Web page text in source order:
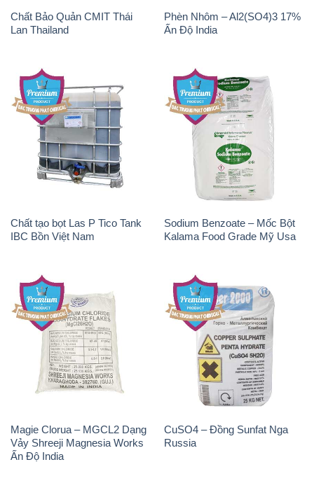
Chất Bảo Quản CMIT Thái
Lan Thailand
Phèn Nhôm – Al2(SO4)3 17%
Ấn Độ India
Chất tạo bọt Las P Tico Tank
IBC Bồn Việt Nam
Sodium Benzoate – Mốc Bột
Kalama Food Grade Mỹ Usa
Magie Clorua – MGCL2 Dạng
Vảy Shreeji Magnesia Works
Ấn Độ India
CuSO4 – Đồng Sunfat Nga
Russia